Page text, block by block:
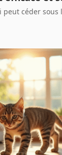
céder sous